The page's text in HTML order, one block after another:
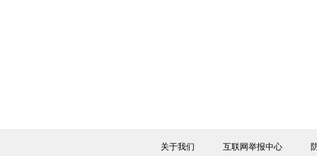
关于我们 互联网举报中心